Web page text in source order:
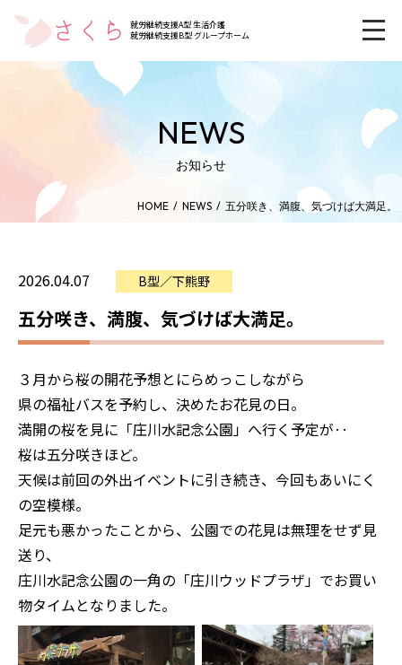
就労継続支援A型 生活介護
就労継続支援B型 グループホーム
NEWS
お知らせ
HOME NEWS 五分咲き、満腹、気づけば大満足。
2026.04.07 B型／下熊野
五分咲き、満腹、気づけば大満足。
３月から桜の開花予想とにらめっこしながら
県の福祉バスを予約し、決めたお花見の日。
満開の桜を見に「庄川水記念公園」へ行く予定が‥
桜は五分咲きほど。
天候は前回の外出イベントに引き続き、今回もあいにく
の空模様。
足元も悪かったことから、公園での花見は無理をせず見
送り、
庄川水記念公園の一角の「庄川ウッドプラザ」でお買い
物タイムとなりました。